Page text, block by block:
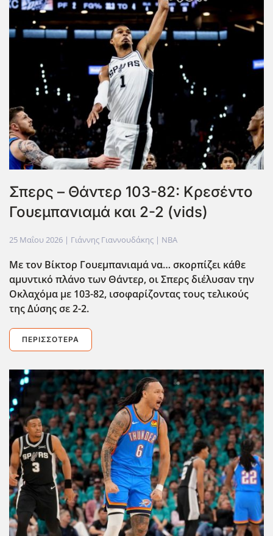
Σπερς – Θάντερ 103-82: Κρεσέντο
Γουεμπανιαμά και 2-2 (vids)
25 Μαΐου 2026 | Γιάννης Γιαννουδάκης | NBA
Με τον Βίκτορ Γουεμπανιαμά να… σκορπίζει κάθε
αμυντικό πλάνο των Θάντερ, οι Σπερς διέλυσαν την
Οκλαχόμα με 103-82, ισοφαρίζοντας τους τελικούς
της Δύσης σε 2-2.
ΠΕΡΙΣΣΌΤΕΡΑ